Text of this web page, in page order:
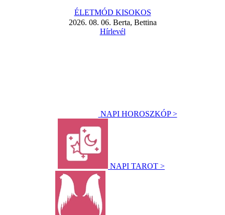
ÉLETMÓD KISOKOS
2026. 08. 06. Berta, Bettina
Hírlevél
NAPI HOROSZKÓP >
NAPI TAROT >